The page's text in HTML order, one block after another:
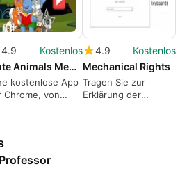
4.9
Kostenlos
Cute Animals Memory
kostenlose App
Chrome, von
4.9
Kostenlos
Mechanical Rights
Tragen Sie zur
Erklärung der